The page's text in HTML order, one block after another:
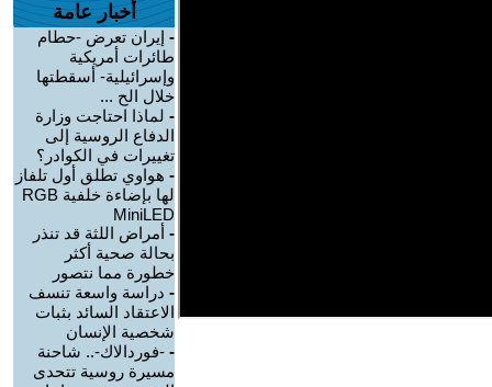
أخبار عامة
- إيران تعرض -حطام
طائرات أمريكية
وإسرائيلية- أسقطتها
خلال الح ...
- لماذا احتاجت وزارة
الدفاع الروسية إلى
تغييرات في الكوادر؟
- هواوي تطلق أول تلفاز
لها بإضاءة خلفية RGB
MiniLED
- أمراض اللثة قد تنذر
بحالة صحية أكثر
خطورة مما نتصور
- دراسة واسعة تنسف
الاعتقاد السائد بثبات
شخصية الإنسان
- -فوردالاك-.. شاحنة
مسيرة روسية تتحدى